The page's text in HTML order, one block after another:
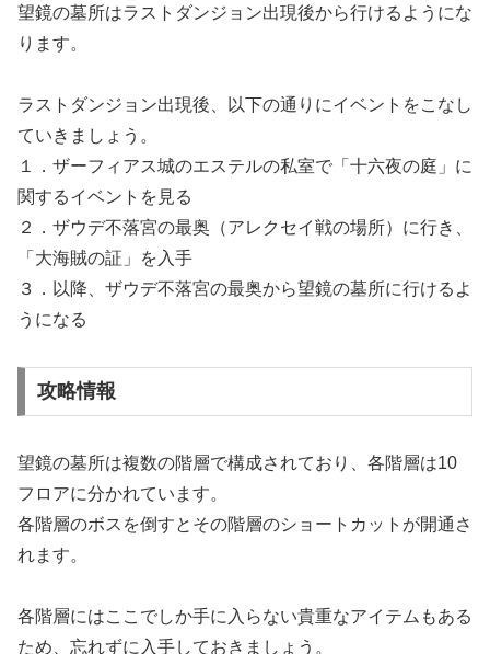
望鏡の墓所はラストダンジョン出現後から行けるようにな
ります。
ラストダンジョン出現後、以下の通りにイベントをこなし
ていきましょう。
１．ザーフィアス城のエステルの私室で「十六夜の庭」に
関するイベントを見る
２．ザウデ不落宮の最奥（アレクセイ戦の場所）に行き、
「大海賊の証」を入手
３．以降、ザウデ不落宮の最奥から望鏡の墓所に行けるよ
うになる
攻略情報
望鏡の墓所は複数の階層で構成されており、各階層は10
フロアに分かれています。
各階層のボスを倒すとその階層のショートカットが開通さ
れます。
各階層にはここでしか手に入らない貴重なアイテムもある
ため、忘れずに入手しておきましょう。